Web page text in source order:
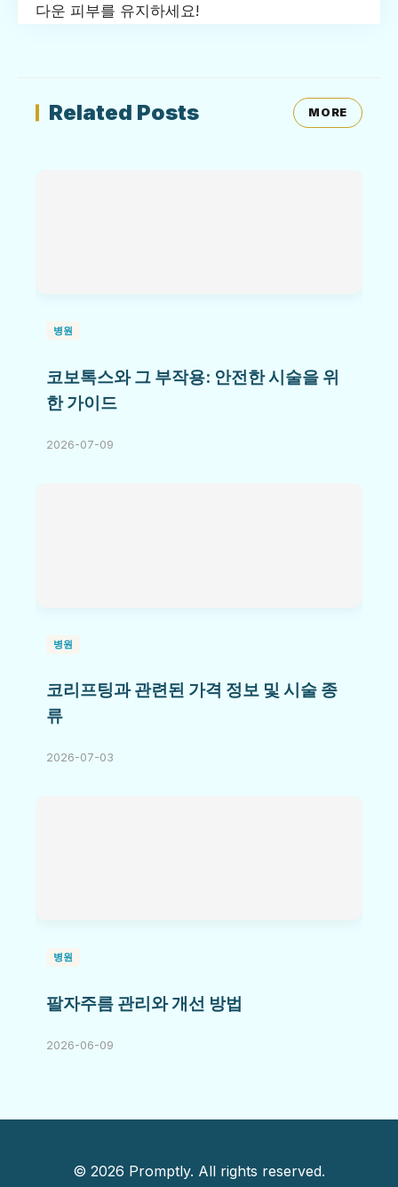
다운 피부를 유지하세요!
Related Posts MORE
병원
코보톡스와 그 부작용: 안전한 시술을 위
한 가이드
2026-07-09
병원
코리프팅과 관련된 가격 정보 및 시술 종
류
2026-07-03
병원
팔자주름 관리와 개선 방법
2026-06-09
© 2026 Promptly. All rights reserved.